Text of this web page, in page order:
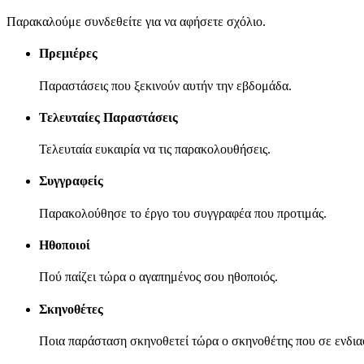
Παρακαλούμε συνδεθείτε για να αφήσετε σχόλιο.
Πρεμιέρες
Παραστάσεις που ξεκινούν αυτήν την εβδομάδα.
Τελευταίες Παραστάσεις
Τελευταία ευκαιρία να τις παρακολουθήσεις.
Συγγραφείς
Παρακολούθησε το έργο του συγγραφέα που προτιμάς.
Ηθοποιοί
Πού παίζει τώρα ο αγαπημένος σου ηθοποιός.
Σκηνοθέτες
Ποια παράσταση σκηνοθετεί τώρα ο σκηνοθέτης που σε